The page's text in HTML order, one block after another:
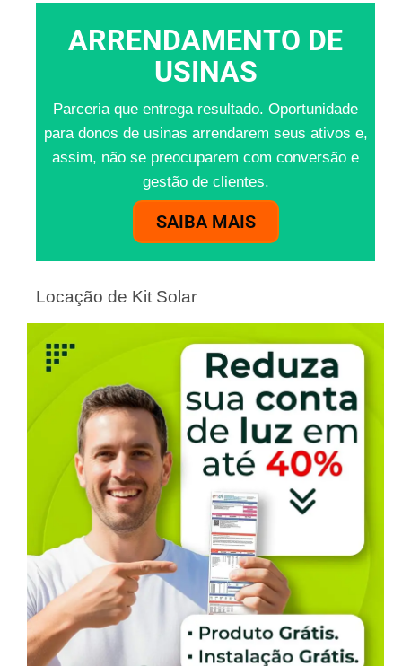
ARRENDAMENTO DE
USINAS
Parceria que entrega resultado. Oportunidade
para donos de usinas arrendarem seus ativos e,
assim, não se preocuparem com conversão e
gestão de clientes.
SAIBA MAIS
Locação de Kit Solar